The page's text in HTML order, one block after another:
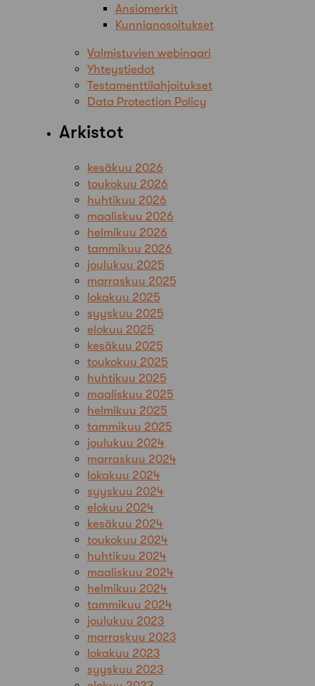
Ansiomerkit
Kunnianosoitukset
Valmistuvien webinaari
Yhteystiedot
Testamenttilahjoitukset
Data Protection Policy
Arkistot
kesäkuu 2026
toukokuu 2026
huhtikuu 2026
maaliskuu 2026
helmikuu 2026
tammikuu 2026
joulukuu 2025
marraskuu 2025
lokakuu 2025
syyskuu 2025
elokuu 2025
kesäkuu 2025
toukokuu 2025
huhtikuu 2025
maaliskuu 2025
helmikuu 2025
tammikuu 2025
joulukuu 2024
marraskuu 2024
lokakuu 2024
syyskuu 2024
elokuu 2024
kesäkuu 2024
toukokuu 2024
huhtikuu 2024
maaliskuu 2024
helmikuu 2024
tammikuu 2024
joulukuu 2023
marraskuu 2023
lokakuu 2023
syyskuu 2023